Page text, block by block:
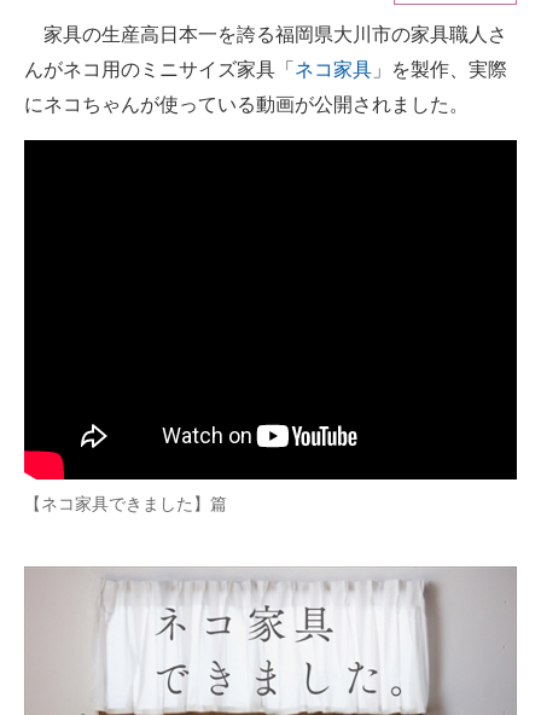
ITの今と未来を見通す
スマホと通信の最新トレンド
マーケ×ITの今がよく分かる
ITエンジニア向け専門サイト
企業向けIT製品の総合サイト
IT製品の技術・比較・事例
製造業のIT導入・活用を支援
家具の生産高日本一を誇る福岡県大川市の家具職人さ
んがネコ用のミニサイズ家具「 ネコ家具 」を製作、実際
にネコちゃんが使っている動画が公開されました。
【ネコ家具できました】篇